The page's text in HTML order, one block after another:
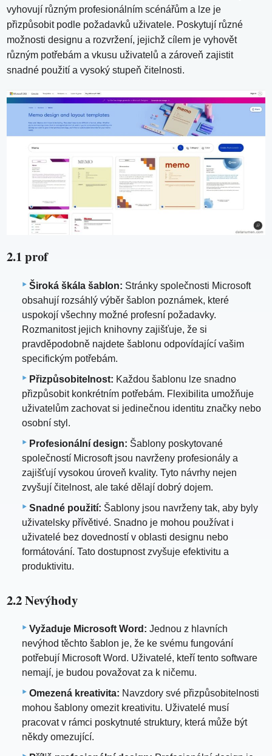
vyhovují různým profesionálním scénářům a lze je
přizpůsobit podle požadavků uživatele. Poskytují různé
možnosti designu a rozvržení, jejichž cílem je vyhovět
různým potřebám a vkusu uživatelů a zároveň zajistit
snadné použití a vysoký stupeň čitelnosti.
2.1 prof
Široká škála šablon: Stránky společnosti Microsoft
obsahují rozsáhlý výběr šablon poznámek, které
uspokojí všechny možné profesní požadavky.
Rozmanitost jejich knihovny zajišťuje, že si
pravděpodobně najdete šablonu odpovídající vašim
specifickým potřebám.
Přizpůsobitelnost: Každou šablonu lze snadno
přizpůsobit konkrétním potřebám. Flexibilita umožňuje
uživatelům zachovat si jedinečnou identitu značky nebo
osobní styl.
Profesionální design: Šablony poskytované
společností Microsoft jsou navrženy profesionály a
zajišťují vysokou úroveň kvality. Tyto návrhy nejen
zvyšují čitelnost, ale také dělají dobrý dojem.
Snadné použití: Šablony jsou navrženy tak, aby byly
uživatelsky přívětivé. Snadno je mohou používat i
uživatelé bez dovedností v oblasti designu nebo
formátování. Tato dostupnost zvyšuje efektivitu a
produktivitu.
2.2 Nevýhody
Vyžaduje Microsoft Word: Jednou z hlavních
nevýhod těchto šablon je, že ke svému fungování
potřebují Microsoft Word. Uživatelé, kteří tento software
nemají, je budou považovat za k ničemu.
Omezená kreativita: Navzdory své přizpůsobitelnosti
mohou šablony omezit kreativitu. Uživatelé musí
pracovat v rámci poskytnuté struktury, která může být
někdy omezující.